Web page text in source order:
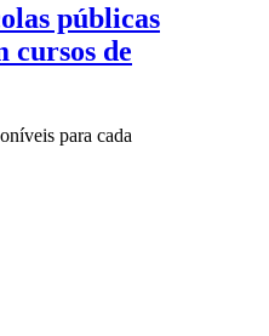
públicas
cursos de
para cada